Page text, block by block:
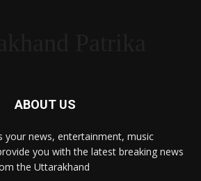
ABOUT US
your news, entertainment, music
you with the latest breaking news
the Uttarakhand